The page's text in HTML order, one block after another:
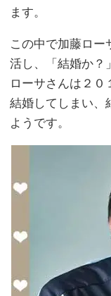
ます。
この中で加藤ロー
活し、「結婚か？
ローサさんは２０
結婚してしまい、
ようです。